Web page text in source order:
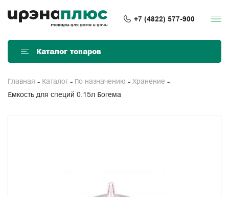
+7 (4822) 577-900
Каталог товаров
Главная Каталог По назначению
Хранение
Емкость для специй 0.15л Богема